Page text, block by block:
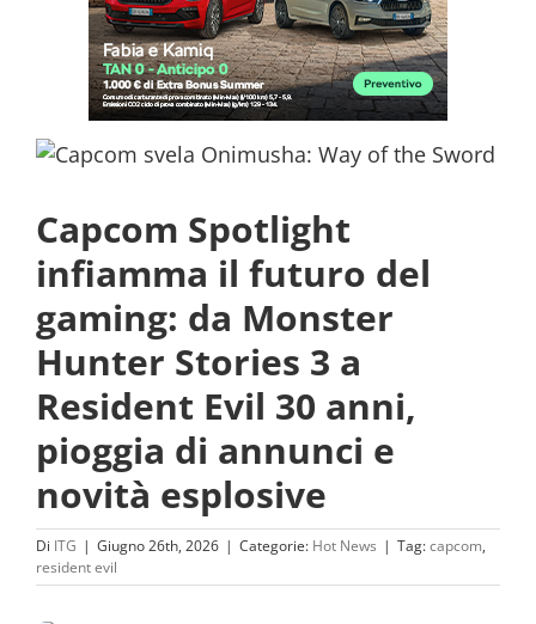
Capcom Spotlight
infiamma il futuro del
gaming: da Monster
Hunter Stories 3 a
Resident Evil 30 anni,
pioggia di annunci e
novità esplosive
Di ITG | Giugno 26th, 2026 | Categorie: Hot News | Tag:capcom,
resident evil